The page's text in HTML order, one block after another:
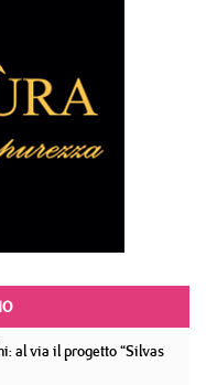
al via il progetto “Silvas